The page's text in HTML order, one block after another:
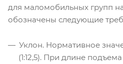
для маломобильных групп
обозначены следующие
Уклон. Нормативное
(1:12,5). При длине